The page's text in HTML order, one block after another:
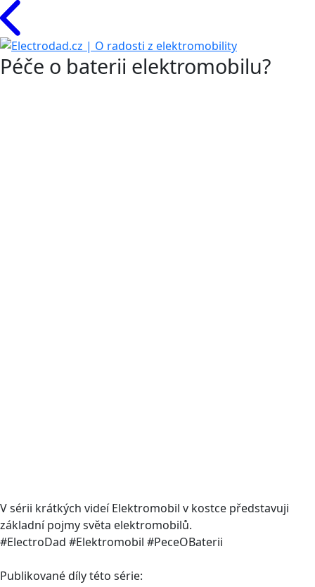
Péče o baterii elektromobilu?
V sérii krátkých videí Elektromobil v kostce představuji
základní pojmy světa elektromobilů.
#ElectroDad #Elektromobil #PeceOBaterii
Publikované díly této série: